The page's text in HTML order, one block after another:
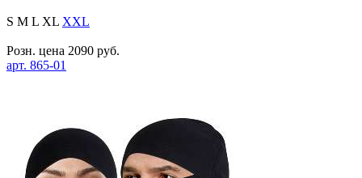
S M L XL XXL
Розн. цена 2090 руб.
арт. 865-01